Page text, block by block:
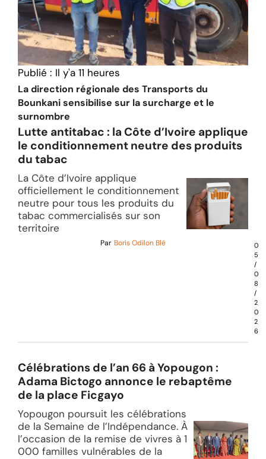
Publié : Il y'a 11 heures
La direction régionale des Transports du
Bounkani sensibilise sur la surcharge et le
surnombre
Lutte antitabac : la Côte d’Ivoire applique
le conditionnement neutre des produits
du tabac
La Côte d’Ivoire applique
officiellement le conditionnement
neutre pour tous les produits du
tabac commercialisés sur son
territoire
Par Boris Odilon Blé
0
5
/
0
8
/
2
0
2
6
Célébrations de l’an 66 à Yopougon :
Adama Bictogo annonce le rebaptême
de la place Ficgayo
Yopougon poursuit les célébrations
de la Semaine de l’Indépendance. À
l’occasion de la remise de vivres à 1
000 familles vulnérables de la